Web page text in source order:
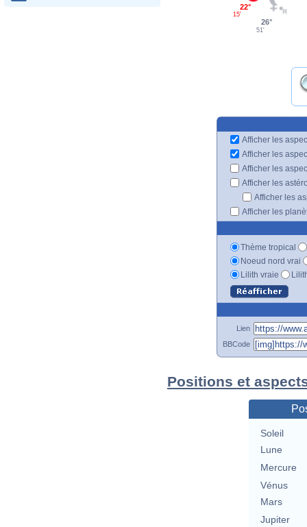
22°
15'
26°
51'
Afficher les
Afficher les
Afficher les
Afficher les
Afficher les
Afficher les
Thème tropical
Noeud nord vrai
Lilith vraie
Lien
BBCode
Positions et
Soleil
Lune
Mercure
Vénus
Mars
Jupiter